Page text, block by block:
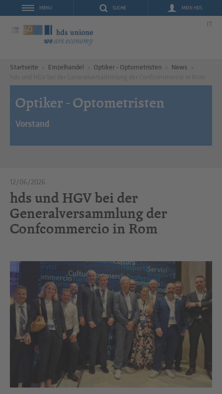
SUCHE MEIN HDS
MENU
IT
Startseite Einzelhandel Optiker - Optometristen
News
Optiker - Optometristen
Vorstand
12/06/2026
hds und HGV bei der
Generalversammlung der
Confcommercio in Rom